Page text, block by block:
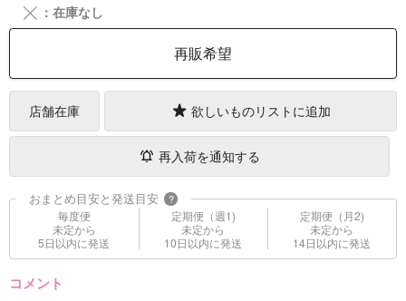
╳ ：在庫なし
再販希望
店舗在庫 欲しいものリストに追加
再入荷を通知する
おまとめ目安と発送目安 ?
毎度便
未定から
5日以内に発送
定期便（週1)
未定から
10日以内に発送
定期便（月2)
未定から
14日以内に発送
コメント